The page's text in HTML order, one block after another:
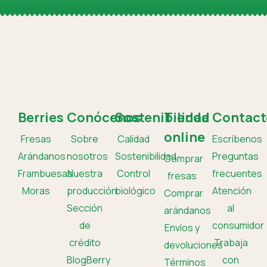
Berries
Fresas
Arándanos
Frambuesas
Moras
Conócenos
Sobre
nosotros
Nuestra
producción
Sección
de
crédito
BlogBerry
Sostenibilidad
Calidad
Sostenibilidad
Control
biológico
Tienda
online
Comprar
fresas
Comprar
arándanos
Envíos y
devoluciones
Términos
Escríbenos
Preguntas
frecuentes
Atención
al
consumidor
Trabaja
con